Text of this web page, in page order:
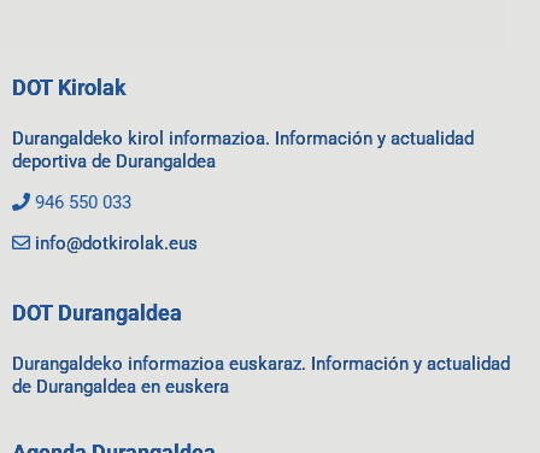
DOT Kirolak
Durangaldeko kirol informazioa. Información y actualidad
deportiva de Durangaldea
946 550 033
info@dotkirolak.eus
DOT Durangaldea
Durangaldeko informazioa euskaraz. Información y actualidad
de Durangaldea en euskera